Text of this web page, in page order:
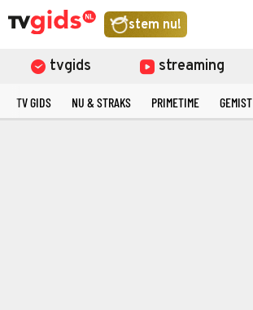
stem nu!
tvgids streaming
TV GIDS NU & STRAKS PRIMETIME GEMIST